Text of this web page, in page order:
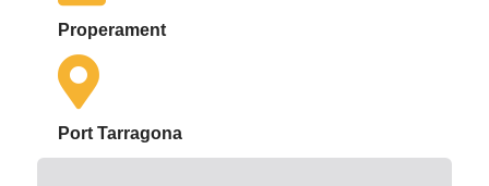
Properament
Port Tarragona